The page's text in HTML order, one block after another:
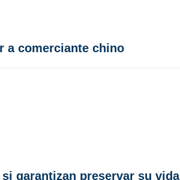
a comerciante chino
garantizan preservar su vida